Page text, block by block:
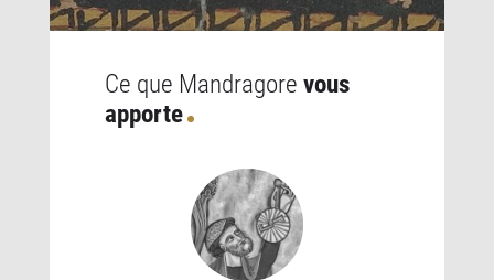
Ce que Mandragore vous
apporte